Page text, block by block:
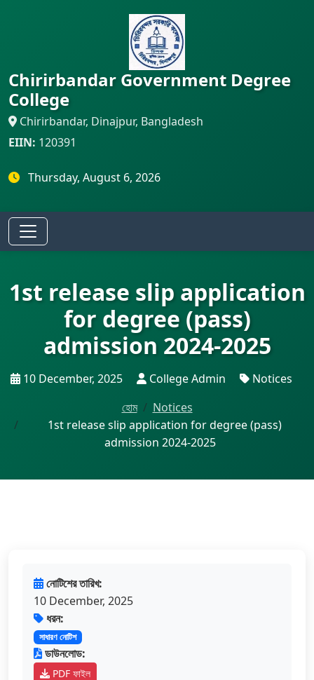
Chirirbandar Government Degree
College
Chirirbandar, Dinajpur, Bangladesh
EIIN: 120391
Thursday, August 6, 2026
1st release slip application
for degree (pass)
admission 2024-2025
10 December, 2025 College Admin
Notices
হোম
Notices
1st release slip application for degree (pass)
admission 2024-2025
নোটিশের তারিখ:
10 December, 2025
ধরন:
সাধারণ নোটিশ
ডাউনলোড:
PDF ফাইল